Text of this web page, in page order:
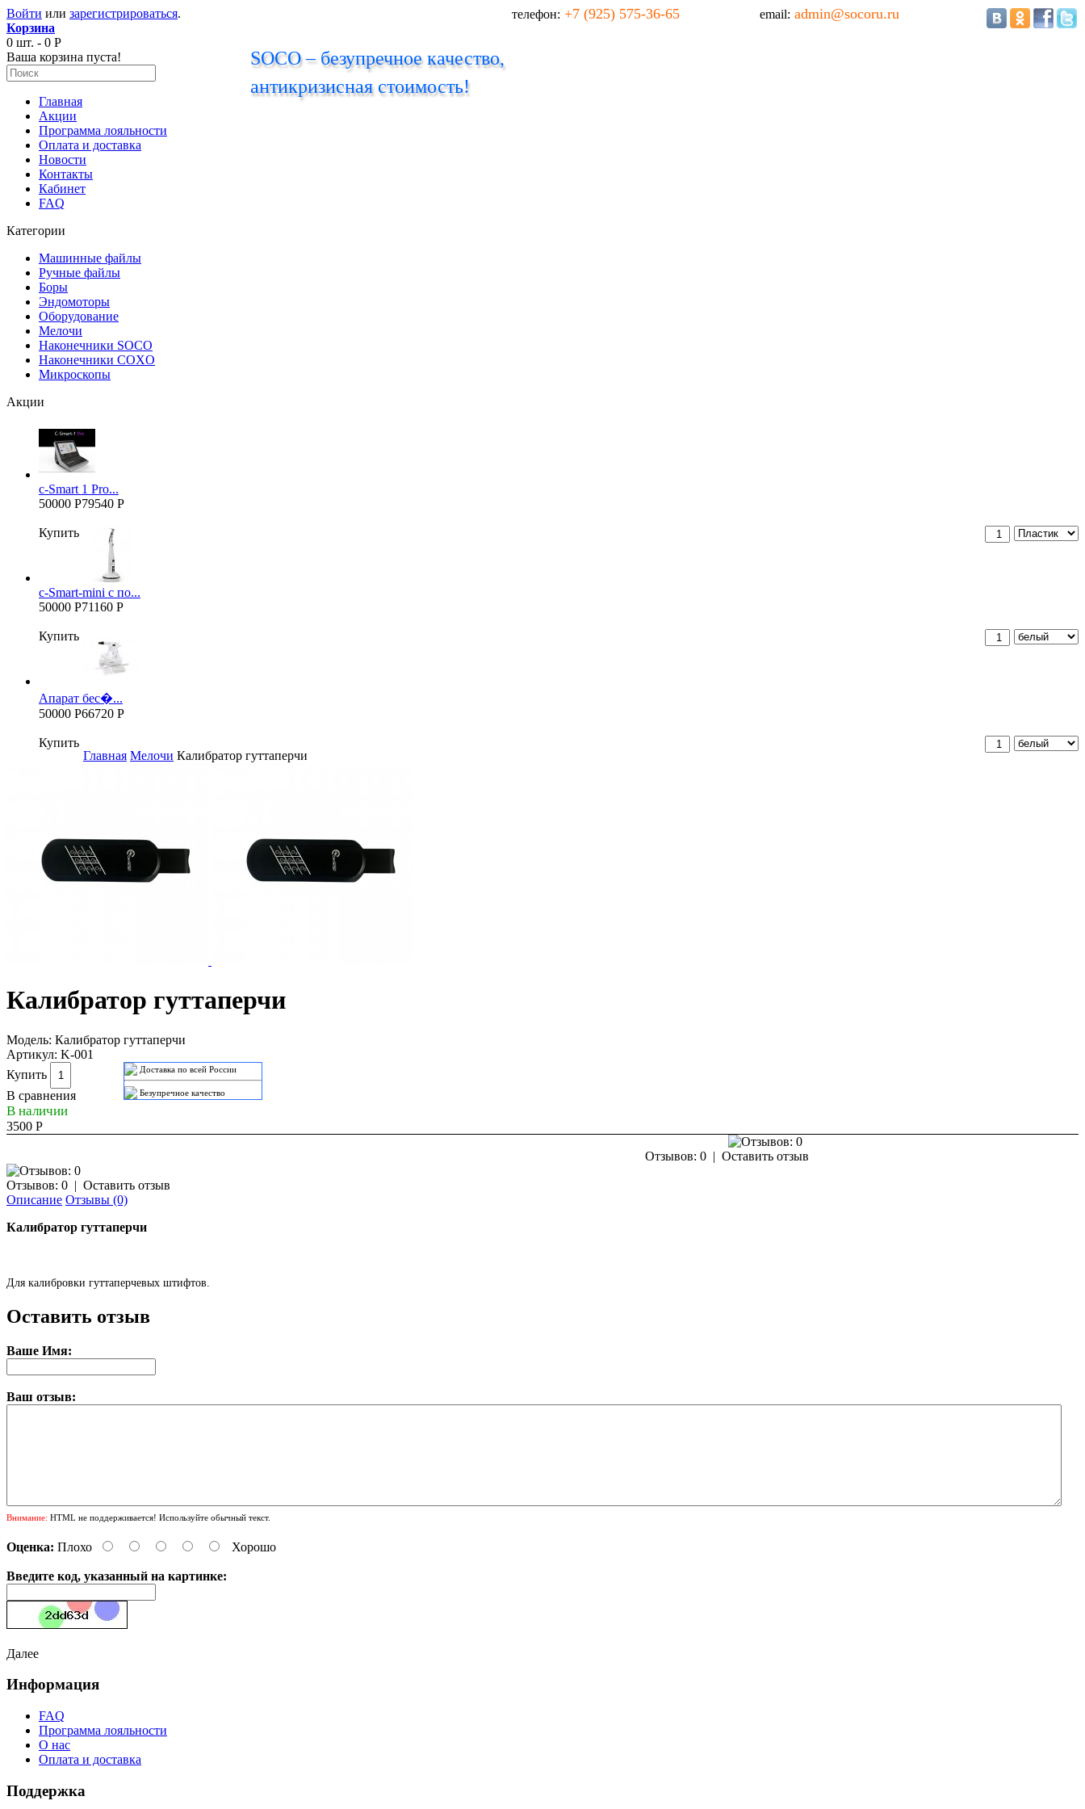
телефон: +7 (925) 575-36-65 email: admin@socoru.ru
Войти или зарегистрироваться.
SOCO – безупречное качество,
антикризисная стоимость!
Корзина
0 шт. - 0 Р
Ваша корзина пуста!
Главная
Акции
Программа лояльности
Оплата и доставка
Новости
Контакты
Кабинет
FAQ
Категории
Машинные файлы
Ручные файлы
Боры
Эндомоторы
Оборудование
Мелочи
Наконечники SOCO
Наконечники COXO
Микроскопы
Акции
c-Smart 1 Pro...
50000 Р79540 Р
Купить
c-Smart-mini с по...
50000 Р71160 Р
Купить
Апарат бес�...
50000 Р66720 Р
Купить
Главная Мелочи Калибратор гуттаперчи
Калибратор гуттаперчи
Модель: Калибратор гуттаперчи
Артикул: K-001
Доставка по всей России
Безупречное качество
Купить
В сравнения
В наличии
3500 Р
Отзывов: 0 | Оставить отзыв
Отзывов: 0 | Оставить отзыв
Описание Отзывы (0)
Калибратор гуттаперчи
Для калибровки гуттаперчевых штифтов.
Оставить отзыв
Ваше Имя:
Ваш отзыв:
Внимание: HTML не поддерживается! Используйте обычный текст.
Оценка: Плохо Хорошо
Введите код, указанный на картинке:
Далее
Информация
FAQ
Программа лояльности
О нас
Оплата и доставка
Поддержка